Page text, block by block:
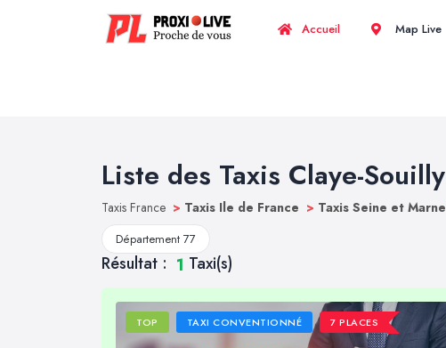
Accueil Map Live
Liste des Taxis Claye-Souilly
Taxis France > Taxis Ile de France > Taxis Seine et Marne
Département 77
Résultat : 1 Taxi(s)
TOP TAXI CONVENTIONNÉ 7 PLACES